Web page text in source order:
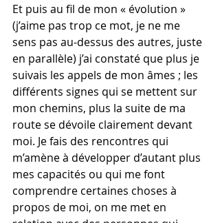
Et puis au fil de mon « évolution »
(j’aime pas trop ce mot, je ne me
sens pas au-dessus des autres, juste
en parallèle) j’ai constaté que plus je
suivais les appels de mon âmes ; les
différents signes qui se mettent sur
mon chemins, plus la suite de ma
route se dévoile clairement devant
moi. Je fais des rencontres qui
m’amène à développer d’autant plus
mes capacités ou qui me font
comprendre certaines choses à
propos de moi, on me met en